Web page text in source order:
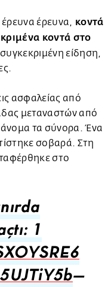
έρευνα έρευνα, κοντά
κοντά στο
είδηση,
ασφαλείας από
μεταναστών από
τα σύνορα. Ένα
σοβαρά. Στη
στο
1
—